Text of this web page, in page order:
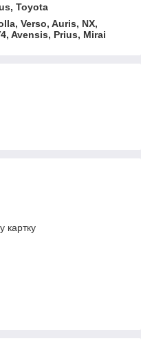
Toyota
Verso, Auris, NX,
Avensis, Prius, Mirai
картку